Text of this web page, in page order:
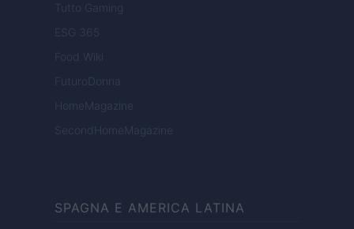
Tutto Gaming
ESG 365
Food Wiki
FuturoDonna
HomeMagazine
SecondHomeMagazine
SPAGNA E AMERICA LATINA